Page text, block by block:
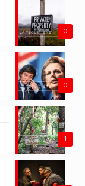
0
0
1